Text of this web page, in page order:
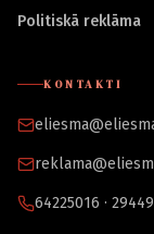
Politiskā reklāma
KONTAKTI
64225016 ·